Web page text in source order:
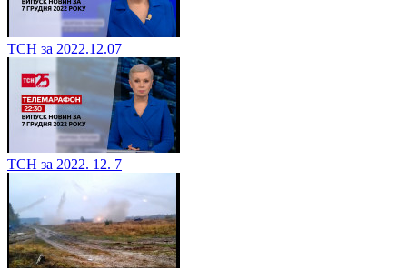
ТСН за 2022.12.07
ТСН за 2022. 12. 7